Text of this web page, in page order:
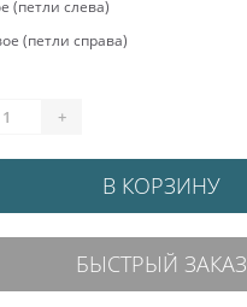
(петли слева)
(петли справа)
+
В КОРЗИНУ
БЫСТРЫЙ ЗАКАЗ